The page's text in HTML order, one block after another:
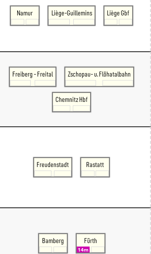
Namur Liège-Guillemins Liège Gbf
Freiberg - Freital Zschopau- u. Flöhatalbahn
Chemnitz Hbf
Freudenstadt Rastatt
Bamberg
Fürth
14m